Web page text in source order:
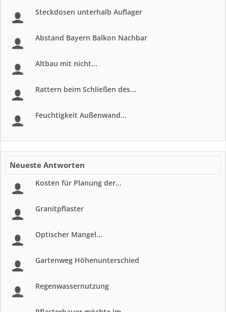
Steckdosen unterhalb Auflager
Abstand Bayern Balkon Nachbar
Altbau mit nicht...
Rattern beim Schließen des...
Feuchtigkeit Außenwand...
Neueste Antworten
Kosten für Planung der...
Granitpflaster
Optischer Mangel...
Gartenweg Höhenunterschied
Regenwassernutzung